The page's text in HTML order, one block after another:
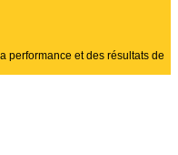
performance et des résultats de